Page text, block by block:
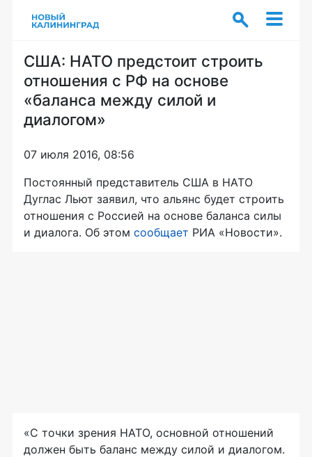
США: НАТО предстоит строить
отношения с РФ на основе
«баланса между силой и
диалогом»
07 июля 2016, 08:56
Постоянный представитель США в НАТО
Дуглас Льют заявил, что альянс будет строить
отношения с Россией на основе баланса силы
и диалога. Об этом сообщает РИА «Новости».
«С точки зрения НАТО, основной отношений
должен быть баланс между силой и диалогом.